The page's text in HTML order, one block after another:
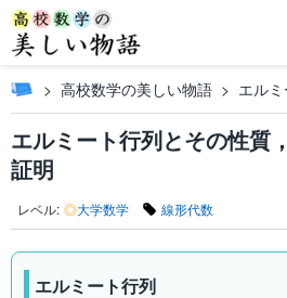
高校数学の美しい物語 エル
エルミート行列とその性質
証明
レベル: ◎大学数学 線形代数
エルミート行列